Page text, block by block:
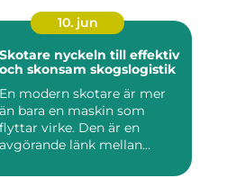
10. jun
Skotare nyckeln till effektiv
och skonsam skogslogistik
En modern skotare är mer
än bara en maskin som
flyttar virke. Den är en
avgörande länk mellan